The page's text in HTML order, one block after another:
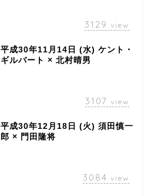
3129 view
平成30年11月14日 (水) ケント・
ギルバート × 北村晴男
3107 view
平成30年12月18日 (火) 須田慎一
郎 × 門田隆将
3084 view